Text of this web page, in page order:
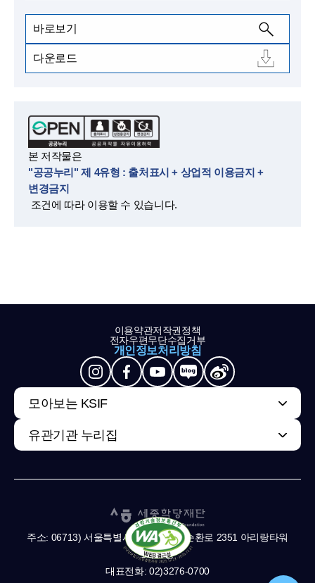
바로보기
다운로드
본 저작물은
"공공누리" 제 4유형 : 출처표시 + 상업적 이용금지 +
변경금지
조건에 따라 이용할 수 있습니다.
이용약관저작권정책
전자우편무단수집거부
개인정보처리방침
모아보는 KSIF
유관기관 누리집
주소: 06713) 서울특별시 서초구 남부순환로 2351 아리랑타워
11,13층
대표전화: 02)3276-0700